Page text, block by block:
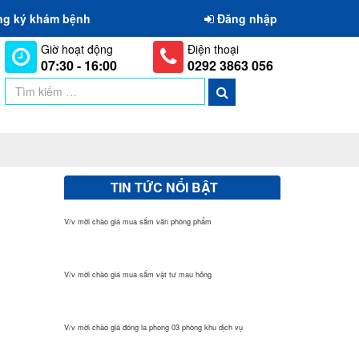
ký khám bệnh
Đăng nhập
Giờ hoạt động
07:30 - 16:00
Điện thoại
0292 3863 056
TIN TỨC NỔI BẬT
V/v mời chào giá mua sắm văn phòng phẩm
V/v mời chào giá mua sắm vật tư mau hỏng